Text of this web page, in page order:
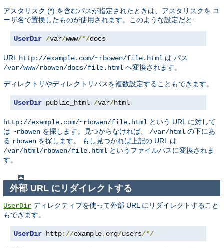
アスタリスク (*) を含むパスが指定されたときは、アスタリスクを ユ
ーザ名で置換したものが使用されます。このような設定だと:
UserDir /var/www/*/docs
URL http://example.com/~rbowen/file.html は パス
/var/www/rbowen/docs/file.html へ変換されます。
ディレクトリやディレクトリパスを複数設定することもできます。
UserDir public_html /var/html
http://example.com/~rbowen/file.html という URL に対して
は ~rbowen を探します。見つからなければ、 /var/html の下にあ
る rbowen を探します。 もし見つかれば上記の URL は
/var/html/rbowen/file.html というファイルパスに変換されま
す。
外部 URL にリダイレクトする
UserDir ディレクティブを使って外部 URL にリダイレクトすること
もできます。
UserDir http://example. org/users/*/